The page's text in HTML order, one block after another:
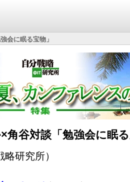
会に眠る宝物」
谷対談「勉強会に眠
研究所）